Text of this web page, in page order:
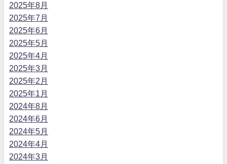
2025年8月
2025年7月
2025年6月
2025年5月
2025年4月
2025年3月
2025年2月
2025年1月
2024年8月
2024年6月
2024年5月
2024年4月
2024年3月